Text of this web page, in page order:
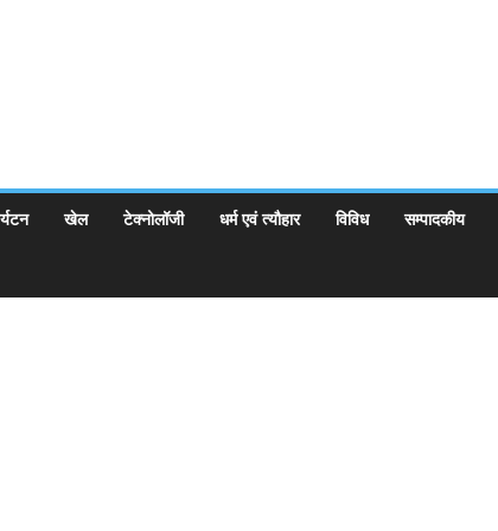
खेल टेक्नोलॉजी धर्म एवं त्यौहार विविध सम्पादकीय